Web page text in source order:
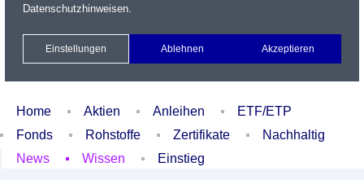
Xetra Realtime
Watchlist Portfolio Login
Home Aktien Anleihen
ETF/ETP
Fonds
Rohstoffe Zertifikate
Nachhaltig
News
Wissen Einstieg
Datenschutzhinweisen.
Einstellungen Ablehnen Akzeptieren